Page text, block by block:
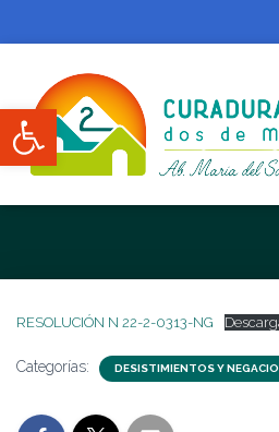
Abrir barra de
RESOLUCIÓN N
RESOLUCIÓN N 22-2-0313-NG
Categorías: DESISTIMIENTOS Y